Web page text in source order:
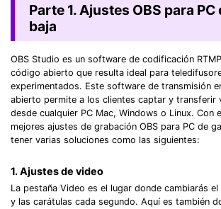
Parte 1. Ajustes OBS para PC
baja󠀲󠀧󠀨󠀦󠀤󠀦󠀩󠀧󠀳
OBS Studio es un software de codificación
código abierto que resulta ideal para
experimentados.󠀲󠀧󠀨󠀦󠀤󠀦󠀩󠀨󠀳󠀰 Este software de transmisión
abierto permite a los clientes captar y transferir
desde cualquier PC Mac, Windows o Linux.󠀲󠀧󠀨󠀦󠀤󠀦󠀩󠀩󠀳󠀰 Con
mejores ajustes de grabación OBS para PC de
tener varias soluciones como las siguientes:󠀲󠀧󠀨󠀦󠀤󠀧󠀠󠀠󠀳
1. Ajustes de video󠀲󠀧󠀨󠀦
La pestaña Video es el lugar donde cambiarás
y las carátulas cada segundo.󠀲󠀧󠀨󠀦󠀤󠀧󠀠󠀢󠀳󠀰 Aquí es también